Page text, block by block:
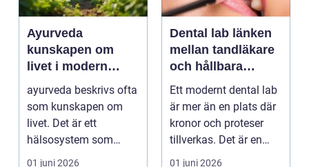
Ayurveda
kunskapen om
livet i modern
vardag
ayurveda beskrivs ofta
som kunskapen om
livet. Det är ett
hälsosystem som
betonar balans, helhet
01 juni 2026
Dental lab länken
mellan tandläkare
och hållbara
leenden
Ett modernt dental lab
är mer än en plats där
kronor och proteser
tillverkas. Det är en
teknisk och ...
01 juni 2026